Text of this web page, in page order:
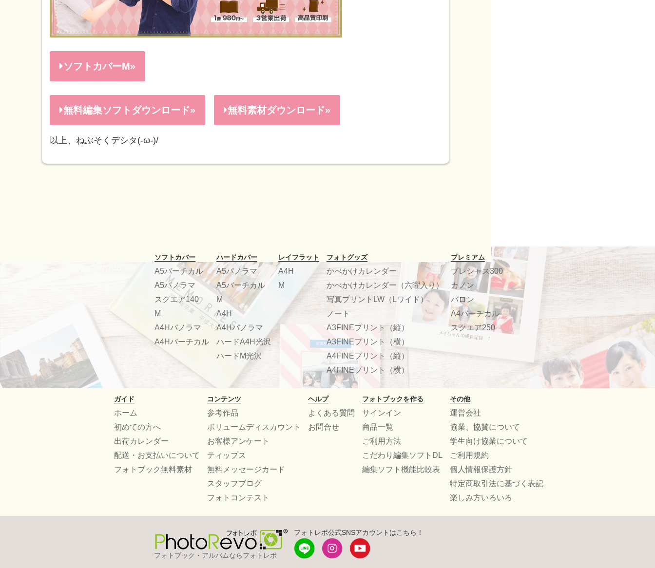
ソフトカバーM»
無料編集ソフトダウンロード» 無料素材ダウンロード»
以上、ねぶそくデシタ(-ω-)/
ソフトカバー
A5バーチカル
A5パノラマ
スクエア140
M
A4Hパノラマ
A4Hバーチカル
ハードカバー
A5パノラマ
A5バーチカル
M
A4H
A4Hパノラマ
ハードA4H光沢
ハードM光沢
レイフラット
A4H
M
フォトグッズ
かべかけカレンダー
かべかけカレンダー（六曜入り）
写真プリントLW（Lワイド）
ノート
A3FINEプリント（縦）
A3FINEプリント（横）
A4FINEプリント（縦）
A4FINEプリント（横）
プレミアム
プレシャス300
カノン
バロン
A4バーチカル
スクエア250
ガイド
ホーム
初めての方へ
出荷カレンダー
配送・お支払いについて
フォトブック無料素材
コンテンツ
参考作品
ボリュームディスカウント
お客様アンケート
ティップス
無料メッセージカード
スタッフブログ
フォトコンテスト
ヘルプ
よくある質問
お問合せ
フォトブックを作る
サインイン
商品一覧
ご利用方法
こだわり編集ソフトDL
編集ソフト機能比較表
その他
運営会社
協業、協賛について
学生向け協業について
ご利用規約
個人情報保護方針
特定商取引法に基づく表記
楽しみ方いろいろ
フォトブック・アルバムならフォトレボ
フォトレボ公式SNSアカウントはこちら！